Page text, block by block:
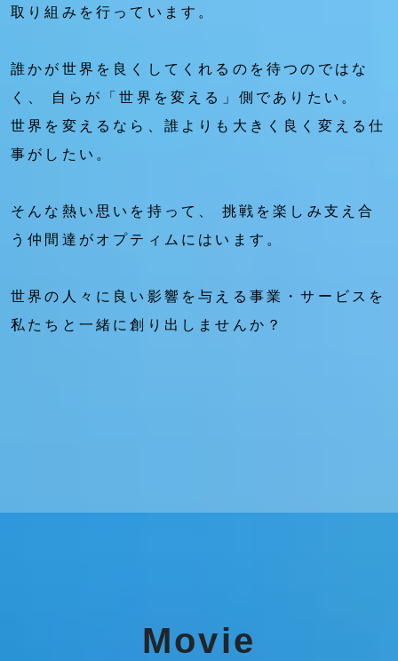
取り組みを行っています。
誰かが世界を良くしてくれるのを待つのではな
く、
自らが「世界を変える」側でありたい。
世界を変えるなら、誰よりも大きく良く変える仕
事がしたい。
そんな熱い思いを持って、
挑戦を楽しみ支え合
う仲間達がオプティムにはいます。
世界の人々に良い影響を与える事業・サービスを
私たちと一緒に創り出しませんか？
Movie